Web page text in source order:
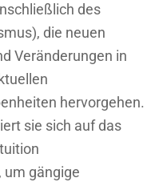
des
die neuen
Veränderungen in
hervorgehen.
sie sich auf das
gängige